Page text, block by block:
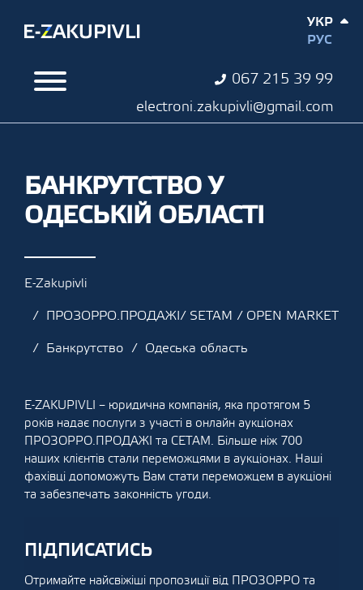
067 215 39 99
electroni.zakupivli@gmail.com
УКР
РУС
БАНКРУТСТВО У
ОДЕСЬКІЙ ОБЛАСТІ
E-Zakupivli
ПРОЗОРРО.ПРОДАЖІ/ SETAM / OPEN MARKET
Банкрутство
Одеська область
E-ZAKUPIVLI – юридична компанія, яка протягом 5
років надає послуги з участі в онлайн аукціонах
ПРОЗОРРО.ПРОДАЖІ та СЕТАМ. Більше ніж 700
наших клієнтів стали переможцями в аукціонах. Наші
фахівці допоможуть Вам стати переможцем в аукціоні
та забезпечать законність угоди.
ПІДПИСАТИСЬ
Отримайте найсвіжіші пропозиції від ПРОЗОРРО та